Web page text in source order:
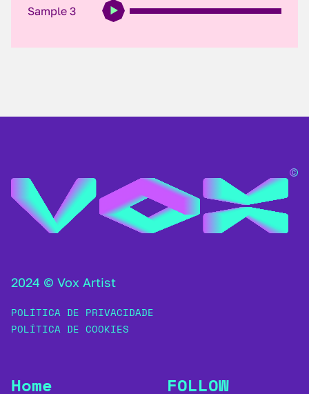
Sample 3
2024 © Vox Artist
POLÍTICA DE PRIVACIDADE
POLÍTICA DE COOKIES
Home FOLLOW